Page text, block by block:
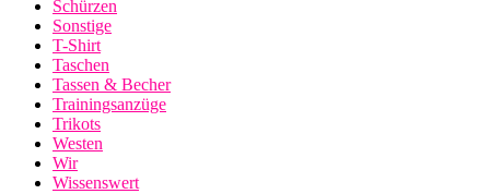
Schürzen
Sonstige
T-Shirt
Taschen
Tassen & Becher
Trainingsanzüge
Trikots
Westen
Wir
Wissenswert